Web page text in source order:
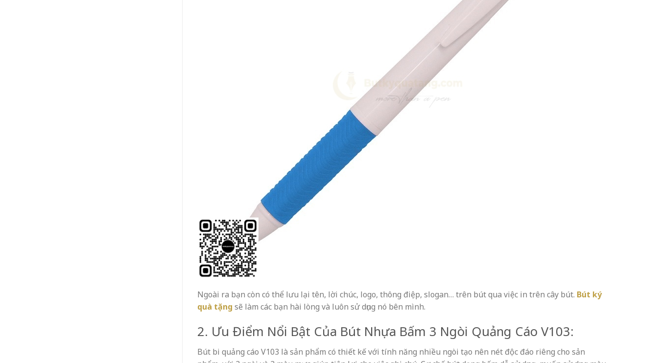
Ngoài ra bạn còn có thể lưu lại tên, lời chúc, logo, thông điệp, slogan… trên bút qua việc in trên cây bút. Bút ký
quà tặng sẽ làm các bạn hài lòng và luôn sử dụng nó bên mình.
2. Ưu Điểm Nổi Bật Của Bút Nhựa Bấm 3 Ngòi Quảng Cáo V103:
Bút bi quảng cáo V103 là sản phẩm có thiết kế với tính năng nhiều ngòi tạo nên nét độc đáo riêng cho sản